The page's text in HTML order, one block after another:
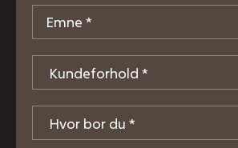
Emne*
Kundeforhold*
Hvor
bor
du*